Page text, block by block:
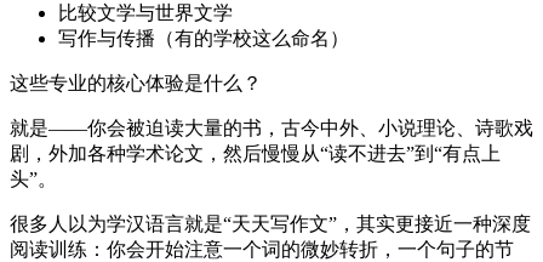
比较文学与世界文学
写作与传播（有的学校这么命名）
这些专业的核心体验是什么？
就是——你会被迫读大量的书，古今中外、小说理论、诗歌戏
剧，外加各种学术论文，然后慢慢从“读不进去”到“有点上
头”。
很多人以为学汉语言就是“天天写作文”，其实更接近一种深度
阅读训练：你会开始注意一个词的微妙转折，一个句子的节